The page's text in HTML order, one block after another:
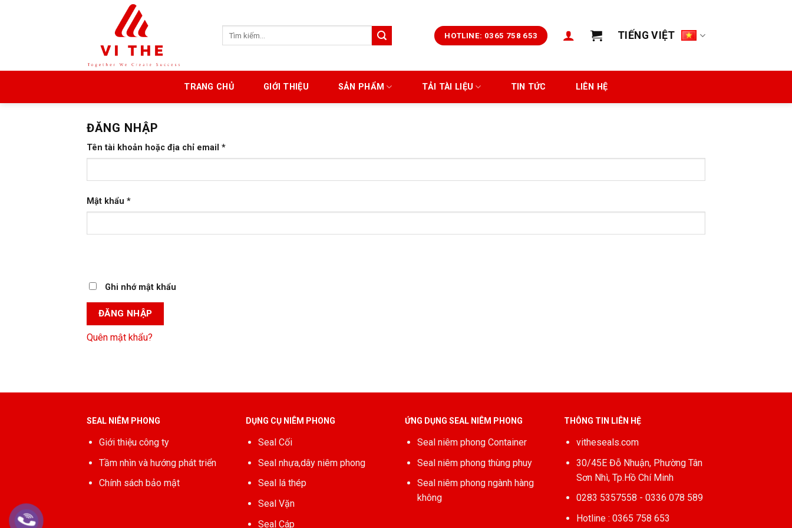
HOTLINE: 0365 758 653 TIẾNG VIỆT
TRANG CHỦ GIỚI THIỆU SẢN PHẨM TẢI TÀI LIỆU TIN TỨC LIÊN HỆ
ĐĂNG NHẬP
Tên tài khoản hoặc địa chỉ email *
Mật khẩu *
Ghi nhớ mật khẩu
ĐĂNG NHẬP
Quên mật khẩu?
SEAL NIÊM PHONG
Giới thiệu công ty
Tầm nhìn và hướng phát triển
Chính sách bảo mật
DỤNG CỤ NIÊM PHONG
Seal Cối
Seal nhựa,dây niêm phong
Seal lá thép
Seal Vặn
Seal Cáp
ỨNG DỤNG SEAL NIÊM PHONG
Seal niêm phong Container
Seal niêm phong thùng phuy
Seal niêm phong ngành hàng
không
THÔNG TIN LIÊN HỆ
vitheseals.com
30/45E Đỗ Nhuận, Phường Tân
Sơn Nhì, Tp.Hồ Chí Minh
0283 5357558 - 0336 078 589
Hotline : 0365 758 653